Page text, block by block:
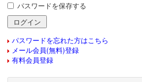
パスワードを保存する
パスワードを忘れた方はこちら
メール会員(無料)登録
有料会員登録